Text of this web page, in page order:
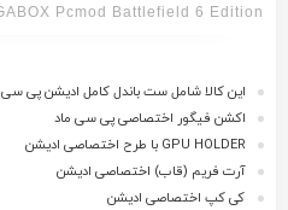
Pcmod Battlefield 6 Edition
این کالا شامل ست باندل کامل ادیشن پی
اکشن فیگور اختصاصی پی سی ماد
GPU HOLDER با طرح اختصاصی ادیشن
آرت فریم (قاب) اختصاصی ادیشن
کی کپ اختصاصی ادیشن